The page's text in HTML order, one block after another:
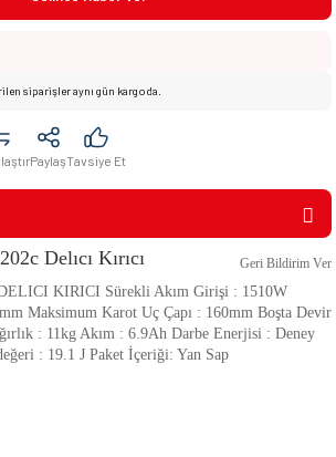
siparişler aynı gün kargoda.
PaylaşTavsiye Et
Delıcı Kırıcı Geri Bildirim Ver
KIRICI Sürekli Akım Girişi : 1510W
Maksimum Karot Uç Çapı : 160mm Boşta Devir
: 11kg Akım : 6.9Ah Darbe Enerjisi : Deney
: 19.1 J Paket İçeriği: Yan Sap